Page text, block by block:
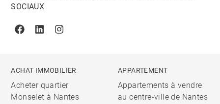
SOCIAUX
FacebookLinkedinInstagram
ACHAT IMMOBILIER
Acheter quartier
Monselet à Nantes
APPARTEMENT
Appartements à vendre
au centre-ville de Nantes